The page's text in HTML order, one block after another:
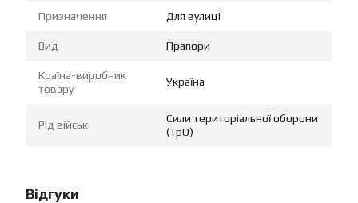
Призначення Для вулиці
Вид Прапори
Країна-виробник
товару
Україна
Рід військ
Сили територіальної оборони
(ТрО)
Відгуки